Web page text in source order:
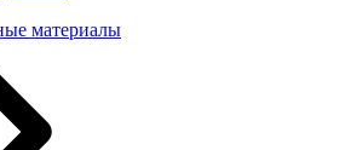
материалы